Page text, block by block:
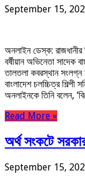
September 15,
অনলাইন ডেস্ক: রাজধানীর
বর্ষীয়ান অভিনেতা
তালতলা কবরস্থান সংলগ্ন
বাংলাদেশ চলচ্চিত্র
অনলাইনকে তিনি বলেন,
Read More »
অর্থ সংকটে
September 15,